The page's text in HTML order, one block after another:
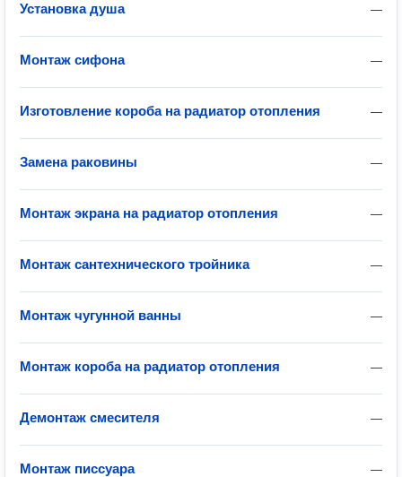
—
Установка душа
—
Монтаж сифона
—
Изготовление короба на радиатор отопления
—
Замена раковины
—
Монтаж экрана на радиатор отопления
—
Монтаж сантехнического тройника
—
Монтаж чугунной ванны
—
Монтаж короба на радиатор отопления
—
Демонтаж смесителя
—
Монтаж писсуара